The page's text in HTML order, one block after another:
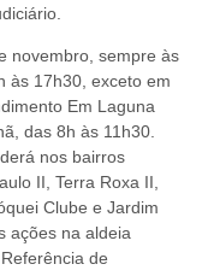
novembro, sempre às
às 17h30, exceto em
Em Laguna
das 8h às 11h30.
nos bairros
II, Terra Roxa II,
Clube e Jardim
ações na aldeia
de